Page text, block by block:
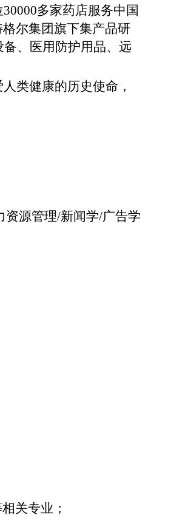
多家药店服务中国
尔集团旗下集产品研
、医用防护用品、远
类健康的历史使命，
资源管理/新闻学/广告学
关专业；